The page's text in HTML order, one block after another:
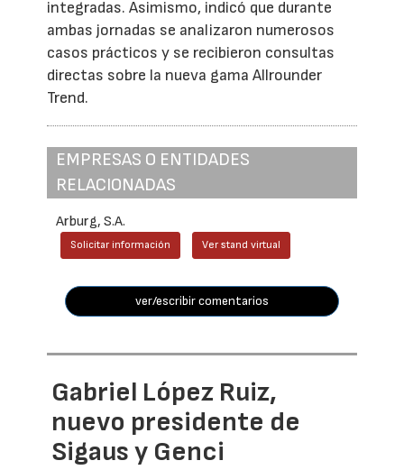
integradas. Asimismo, indicó que durante
ambas jornadas se analizaron numerosos
casos prácticos y se recibieron consultas
directas sobre la nueva gama Allrounder
Trend.
EMPRESAS O ENTIDADES
RELACIONADAS
Arburg, S.A.
Solicitar información Ver stand virtual
ver/escribir comentarios
Gabriel López Ruiz,
nuevo presidente de
Sigaus y Genci